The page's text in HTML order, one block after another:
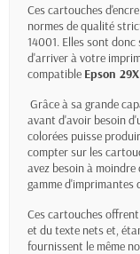
Ces cartouches
normes de qualité
14001. Elles sont
d'arriver à votre
compatible Epson
Grâce à sa grande
avant d'avoir besoin
colorées puisse
compter sur les
avez besoin à
gamme d'imprimantes
Ces cartouches
et du texte nets et,
fournissent le même